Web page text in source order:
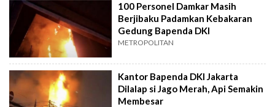
100 Personel Damkar Masih
Berjibaku Padamkan Kebakaran
Gedung Bapenda DKI
METROPOLITAN
Kantor Bapenda DKI Jakarta
Dilalap si Jago Merah, Api Semakin
Membesar